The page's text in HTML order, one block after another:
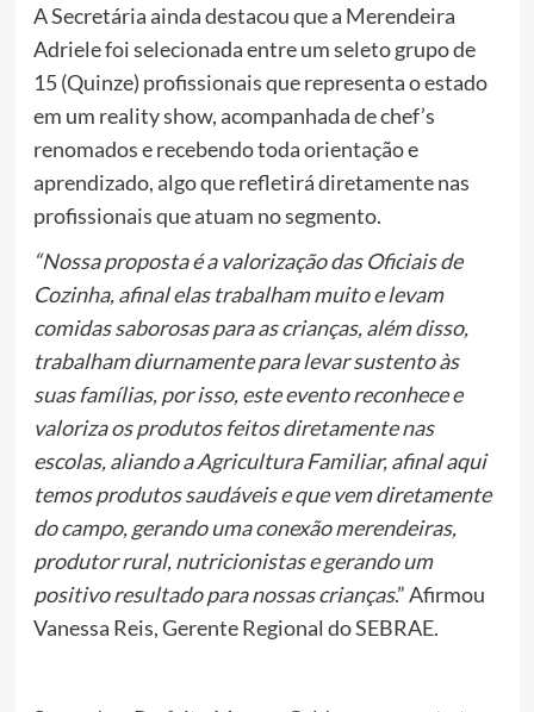
A Secretária ainda destacou que a Merendeira
Adriele foi selecionada entre um seleto grupo de
15 (Quinze) profissionais que representa o estado
em um reality show, acompanhada de chef’s
renomados e recebendo toda orientação e
aprendizado, algo que refletirá diretamente nas
profissionais que atuam no segmento.
“Nossa proposta é a valorização das Oficiais de
Cozinha, afinal elas trabalham muito e levam
comidas saborosas para as crianças, além disso,
trabalham diurnamente para levar sustento às
suas famílias, por isso, este evento reconhece e
valoriza os produtos feitos diretamente nas
escolas, aliando a Agricultura Familiar, afinal aqui
temos produtos saudáveis e que vem diretamente
do campo, gerando uma conexão merendeiras,
produtor rural, nutricionistas e gerando um
positivo resultado para nossas crianças.” Afirmou
Vanessa Reis, Gerente Regional do SEBRAE.